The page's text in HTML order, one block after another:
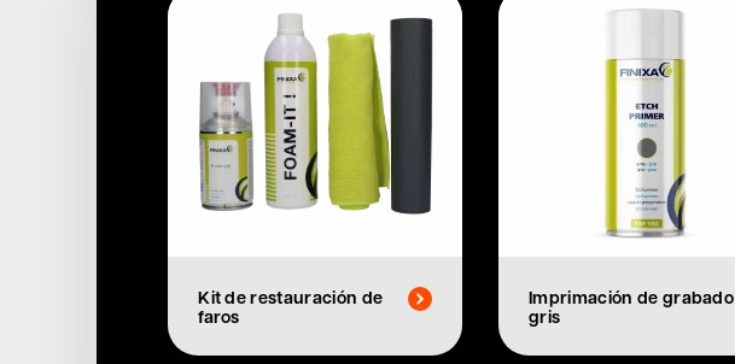
Kit de restauración de
faros
Imprimación de grabado
gris